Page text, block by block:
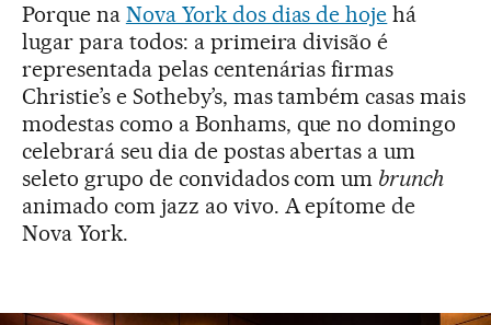
Porque na Nova York dos dias de hoje há
lugar para todos: a primeira divisão é
representada pelas centenárias firmas
Christie’s e Sotheby’s, mas também casas mais
modestas como a Bonhams, que no domingo
celebrará seu dia de postas abertas a um
seleto grupo de convidados com um brunch
animado com jazz ao vivo. A epítome de
Nova York.